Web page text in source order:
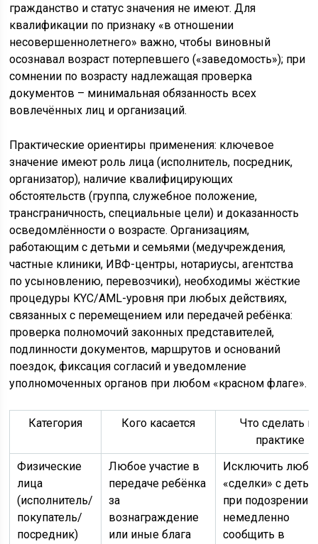
гражданство и статус значения не имеют. Для
квалификации по признаку «в отношении
несовершеннолетнего» важно, чтобы виновный
осознавал возраст потерпевшего («заведомость»); при
сомнении по возрасту надлежащая проверка
документов – минимальная обязанность всех
вовлечённых лиц и организаций.
Практические ориентиры применения: ключевое
значение имеют роль лица (исполнитель, посредник,
организатор), наличие квалифицирующих
обстоятельств (группа, служебное положение,
трансграничность, специальные цели) и доказанность
осведомлённости о возрасте. Организациям,
работающим с детьми и семьями (медучреждения,
частные клиники, ИВФ-центры, нотариусы, агентства
по усыновлению, перевозчики), необходимы жёсткие
процедуры KYC/AML-уровня при любых действиях,
связанных с перемещением или передачей ребёнка:
проверка полномочий законных представителей,
подлинности документов, маршрутов и оснований
поездок, фиксация согласий и уведомление
уполномоченных органов при любом «красном флаге».
Категория Кого касается
Что сделать
практике
Физические
лица
(исполнитель/
покупатель/
посредник)
Любое участие в
передаче ребёнка
за
вознаграждение
или иные блага
Исключить
«сделки» с
при подозрении
немедленно
сообщить в